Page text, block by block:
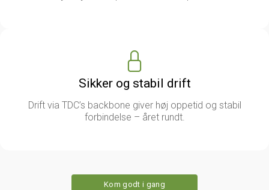
Sikker og stabil drift
Drift via TDC’s backbone giver høj oppetid og stabil
forbindelse – året rundt.
Kom godt i gang